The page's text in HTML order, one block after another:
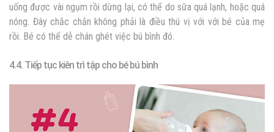
uống được vài ngụm rồi dừng lại, có thể do sữa quá lạnh, hoặc quá
nóng. Đây chắc chắn không phải là điều thú vị với với bé của mẹ
rồi. Bé có thể dễ chán ghét việc bú bình đó.
4.4. Tiếp tục kiên trì tập cho bé bú bình